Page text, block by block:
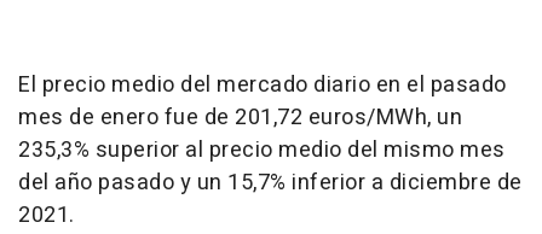
El precio medio del mercado diario en el pasado
mes de enero fue de 201,72 euros/MWh, un
235,3% superior al precio medio del mismo mes
del año pasado y un 15,7% inferior a diciembre de
2021.